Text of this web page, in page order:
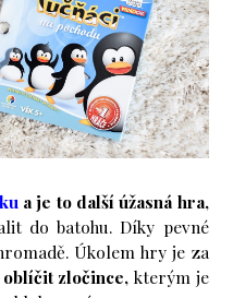
a je to další úžasná hra,
do batohu. Díky pevné
Úkolem hry je za
zločince, kterým je